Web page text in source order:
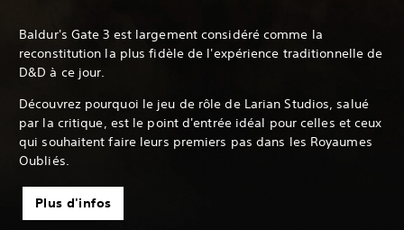
Baldur's Gate 3 est largement considéré comme la
reconstitution la plus fidèle de l'expérience traditionnelle de
D&D à ce jour.
Découvrez pourquoi le jeu de rôle de Larian Studios, salué
par la critique, est le point d'entrée idéal pour celles et ceux
qui souhaitent faire leurs premiers pas dans les Royaumes
Oubliés.
Plus d'infos